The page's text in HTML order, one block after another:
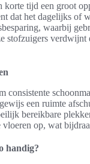
tijd een groot
dat het dagelijks of
waarbij
stofzuigers
een ruimte
bereikbare
vloeren op, wat
handig?